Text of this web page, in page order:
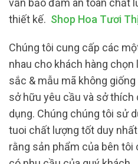
vẫn bảo đảm an toàn chất
thiết kế. Shop Hoa Tươi
Chúng tôi cung cấp các
nhau cho khách hàng chọn
sắc & mẫu mã không
sở hữu yêu cầu và sở
dụng. Chúng chúng tôi sử
tuoi chất lượng tốt duy
rằng sản phẩm của bên tôi